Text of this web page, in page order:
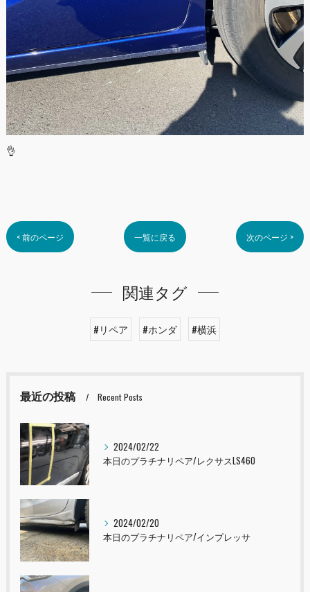
👌
< 前のページ 一覧に戻る 次のページ >
関連タグ
#リペア #ホンダ #横浜
最近の投稿 Recent Posts
2024/02/22
本日のプラチナリペア/レクサスLS460
2024/02/20
本日のプラチナリペア/インプレッサ